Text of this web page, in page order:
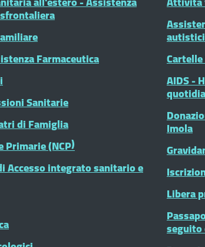
Farmaceutica
Sanitarie
di Famiglia
Primarie (NCP)
Accesso integrato sanitario e
AIDS -
Imola
Libera